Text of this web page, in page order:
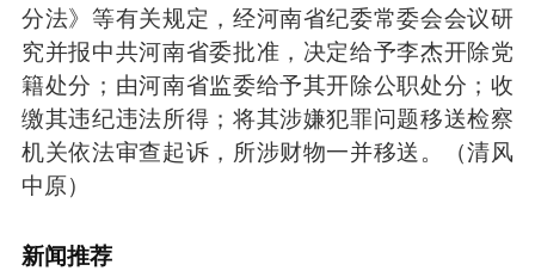
分法》等有关规定，经河南省纪委常委会会议研
究并报中共河南省委批准，决定给予李杰开除党
籍处分；由河南省监委给予其开除公职处分；收
缴其违纪违法所得；将其涉嫌犯罪问题移送检察
机关依法审查起诉，所涉财物一并移送。（清风
中原）
新闻推荐